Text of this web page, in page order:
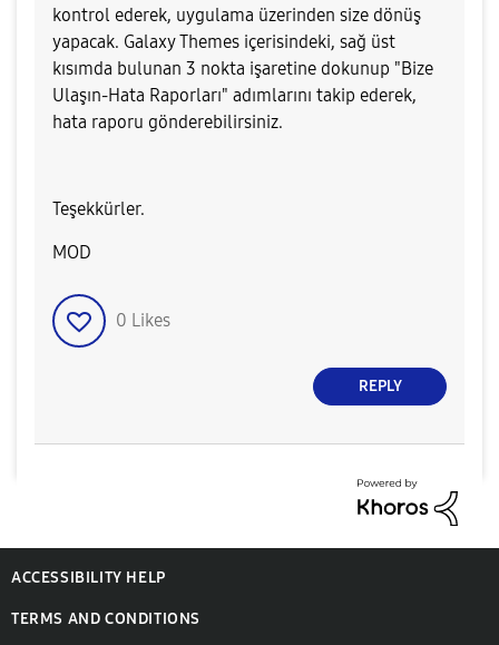
kontrol ederek, uygulama üzerinden size dönüş
yapacak. Galaxy Themes içerisindeki, sağ üst
kısımda bulunan 3 nokta işaretine dokunup "Bize
Ulaşın-Hata Raporları" adımlarını takip ederek,
hata raporu gönderebilirsiniz.
Teşekkürler.
MOD​
0 Likes
REPLY
ACCESSIBILITY HELP
TERMS AND CONDITIONS